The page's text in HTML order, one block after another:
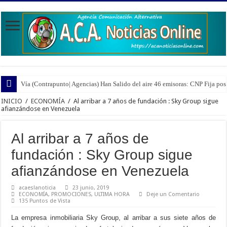
Vía (Contrapunto| Agencias) Han Salido del aire 46 emisoras: CNP Fija
INICIO / ECONOMÍA / Al arribar a 7 años de fundación : Sky Group sigue
afianzándose en Venezuela
Al arribar a 7 años de
fundación : Sky Group sigue
afianzándose en Venezuela
acaeslanoticia
23 junio, 2019
ECONOMÍA, PROMOCIONES, ULTIMA HORA
Deje un Comentario
135 Puntos de Vista
La empresa inmobiliaria Sky Group, al arribar a sus siete años de